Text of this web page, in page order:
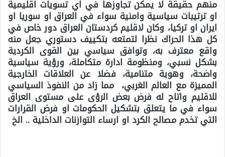
منهم حقيقة لا يمكن تجاوزها في اي تسويات اقليمية
او ترتيبات سياسية وامنية سواء في العراق او سوريا او
ايران او تركيا، وكان لاقليم كردستان العراق دور خاص في
كل هذا الحراك نظرا لتمتعه بتكييف دستوري جعل منه
واقع معترف به، وتوافق سياسي بين القوى الكردية
بشكل نسبي، ومنظومة ادارة متكاملة، ورؤية سياسية
واضحة، وهوية متنامية، فضلا عن العلاقات الخارجية
المميزة مع العالم الغربي، مما زاد من النفوذ السياسي
للاقليم واتاح له فرض بعض الرؤى على مستوى العراق
سواء في ما يتعلق بتشكيل الحكومات او فرض القرارات
التي تخدم مصالح الكرد او ارساء التوازنات الداخلية .. الخ